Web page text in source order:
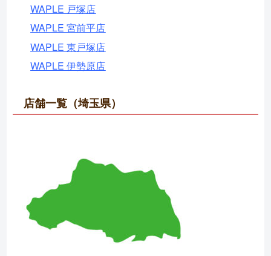
WAPLE 戸塚店
WAPLE 宮前平店
WAPLE 東戸塚店
WAPLE 伊勢原店
店舗一覧（埼玉県）